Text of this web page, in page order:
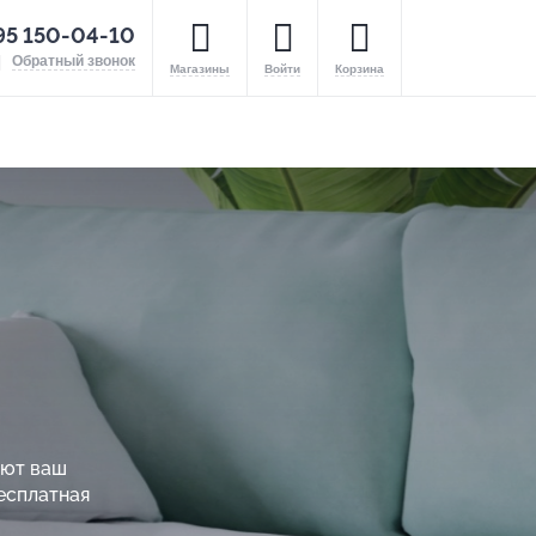
150-04-10
Обратный звонок Магазины Войти Корзина
ваш